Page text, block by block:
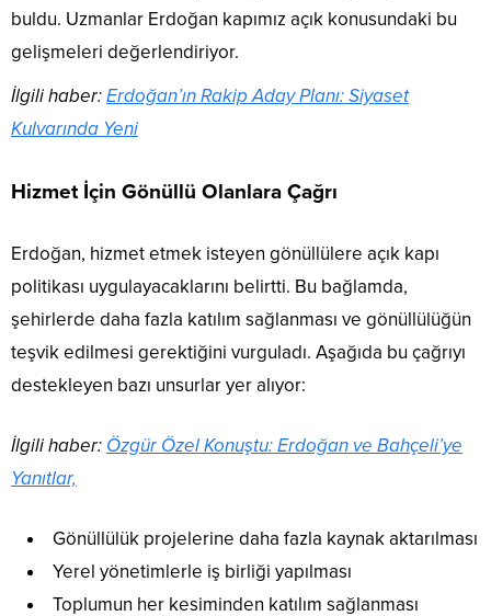
buldu. Uzmanlar Erdoğan kapımız açık konusundaki bu
gelişmeleri değerlendiriyor.
İlgili haber:Erdoğan’ın Rakip Aday Planı: Siyaset
Kulvarında Yeni
Hizmet İçin Gönüllü Olanlara Çağrı
Erdoğan, hizmet etmek isteyen gönüllülere açık kapı
politikası uygulayacaklarını belirtti. Bu bağlamda,
şehirlerde daha fazla katılım sağlanması ve gönüllülüğün
teşvik edilmesi gerektiğini vurguladı. Aşağıda bu çağrıyı
destekleyen bazı unsurlar yer alıyor:
İlgili haber: Özgür Özel Konuştu: Erdoğan ve Bahçeli’ye
Yanıtlar,
Gönüllülük projelerine daha fazla kaynak aktarılması
Yerel yönetimlerle iş birliği yapılması
Toplumun her kesiminden katılım sağlanması